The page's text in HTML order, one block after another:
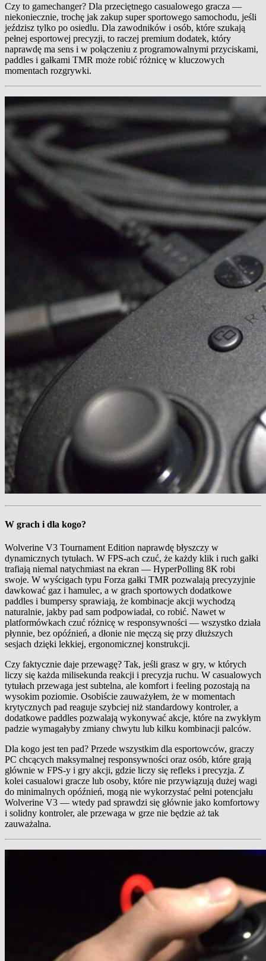
Czy to gamechanger? Dla przeciętnego casualowego gracza —
niekoniecznie, trochę jak zakup super sportowego samochodu, jeśli
jeździsz tylko po osiedlu. Dla zawodników i osób, które szukają
pełnej esportowej precyzji, to raczej premium dodatek, który
naprawdę ma sens i w połączeniu z programowalnymi przyciskami,
paddles i gałkami TMR może robić różnicę w kluczowych
momentach rozgrywki.
W grach i dla kogo?
Wolverine V3 Tournament Edition naprawdę błyszczy w
dynamicznych tytułach. W FPS-ach czuć, że każdy klik i ruch gałki
trafiają niemal natychmiast na ekran — HyperPolling 8K robi
swoje. W wyścigach typu Forza gałki TMR pozwalają precyzyjnie
dawkować gaz i hamulec, a w grach sportowych dodatkowe
paddles i bumpersy sprawiają, że kombinacje akcji wychodzą
naturalnie, jakby pad sam podpowiadał, co robić. Nawet w
platformówkach czuć różnicę w responsywności — wszystko działa
płynnie, bez opóźnień, a dłonie nie męczą się przy dłuższych
sesjach dzięki lekkiej, ergonomicznej konstrukcji.
Czy faktycznie daje przewagę? Tak, jeśli grasz w gry, w których
liczy się każda milisekunda reakcji i precyzja ruchu. W casualowych
tytułach przewaga jest subtelna, ale komfort i feeling pozostają na
wysokim poziomie. Osobiście zauważyłem, że w momentach
krytycznych pad reaguje szybciej niż standardowy kontroler, a
dodatkowe paddles pozwalają wykonywać akcje, które na zwykłym
padzie wymagałyby zmiany chwytu lub kilku kombinacji palców.
Dla kogo jest ten pad? Przede wszystkim dla esportowców, graczy
PC chcących maksymalnej responsywności oraz osób, które grają
głównie w FPS-y i gry akcji, gdzie liczy się refleks i precyzja. Z
kolei casualowi gracze lub osoby, które nie przywiązują dużej wagi
do minimalnych opóźnień, mogą nie wykorzystać pełni potencjału
Wolverine V3 — wtedy pad sprawdzi się głównie jako komfortowy
i solidny kontroler, ale przewaga w grze nie będzie aż tak
zauważalna.